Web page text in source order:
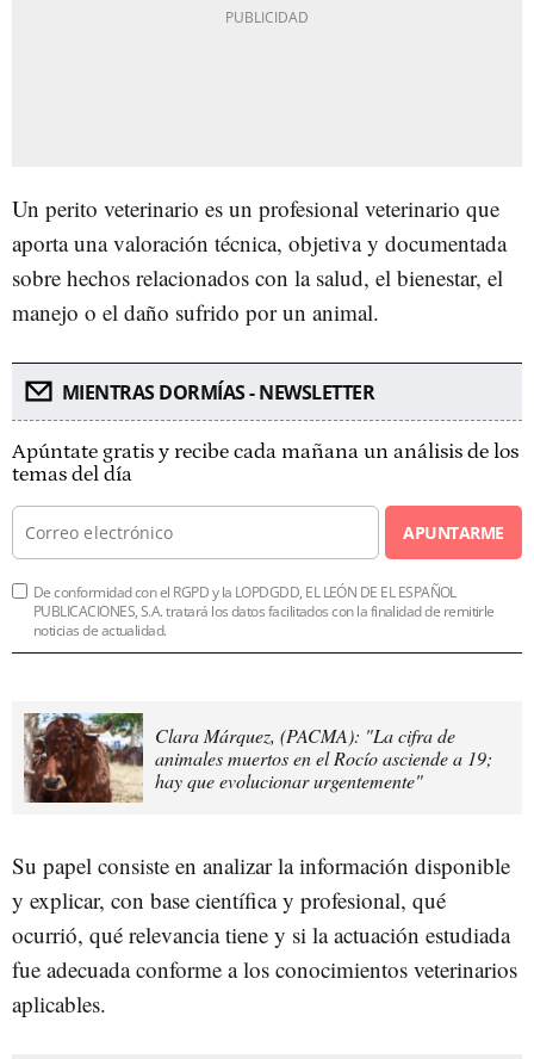
Un perito veterinario es un profesional veterinario que
aporta una valoración técnica, objetiva y documentada
sobre hechos relacionados con la salud, el bienestar, el
manejo o el daño sufrido por un animal.
MIENTRAS DORMÍAS - NEWSLETTER
Apúntate gratis y recibe cada mañana un análisis de los
temas del día
APUNTARME
De conformidad con el RGPD y la LOPDGDD, EL LEÓN DE EL ESPAÑOL
PUBLICACIONES, S.A. tratará los datos facilitados con la finalidad de remitirle
noticias de actualidad.
Clara Márquez, (PACMA): "La cifra de
animales muertos en el Rocío asciende a 19;
hay que evolucionar urgentemente"
Su papel consiste en analizar la información disponible
y explicar, con base científica y profesional, qué
ocurrió, qué relevancia tiene y si la actuación estudiada
fue adecuada conforme a los conocimientos veterinarios
aplicables.